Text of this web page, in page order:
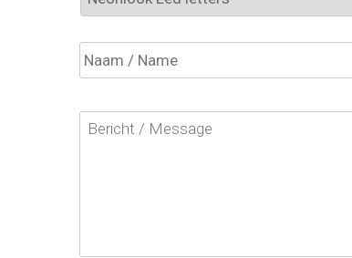
Naam
Bericht